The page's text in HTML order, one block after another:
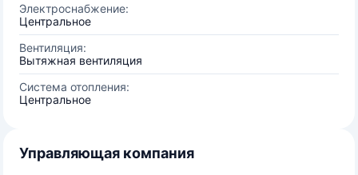
Электроснабжение:
Центральное
Вентиляция:
Вытяжная вентиляция
Система отопления:
Центральное
Управляющая компания